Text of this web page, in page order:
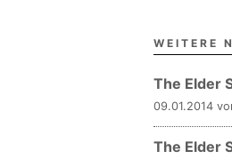
WEITERE
The Elder
09.01.2014
The Elder